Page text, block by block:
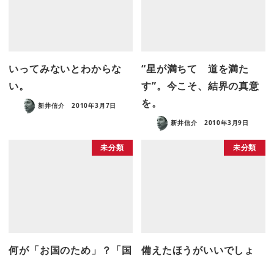
いってみないとわからな
い。
新井信介 2010年3月7日
“星が満ちて 道を満た
す”。今こそ、結界の真意
を。
新井信介 2010年3月9日
未分類
何が「お国のため」？「国
未分類
備えたほうがいいでしょ